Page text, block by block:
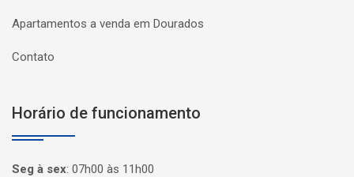
Apartamentos a venda em Dourados
Contato
Horário de funcionamento
Seg à sex: 07h00 às 11h00